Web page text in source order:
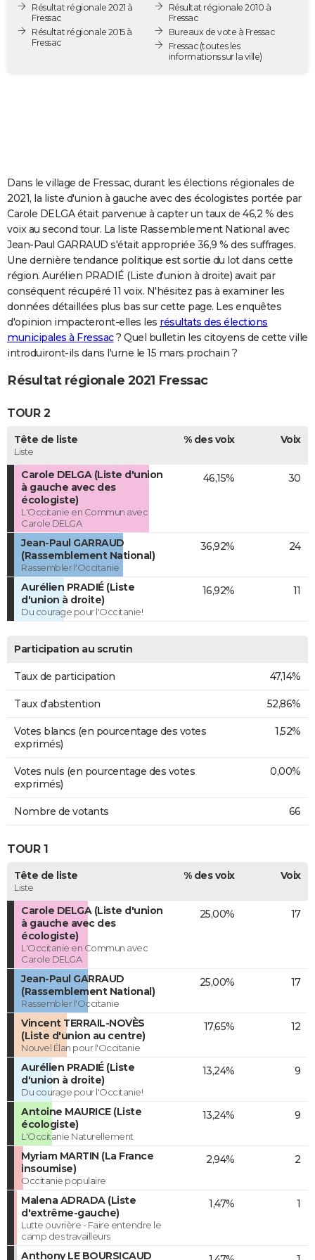
Destinations
City break
Voyage nature
Voyage de noces
Forum
PHOTO
GUIDES D'ACHAT
COPAINS D'AVANT
S'inscrire
Se connecter
Lycées
Collèges
Primaires
Universités
Entreprises
Service militaire
Avis de recherche
AVIS DE DÉCÈS
FORUM
Bricolage
Lifestyle
Culture
Sport
Auto
Television
Voyage
Cinema
Résultat régionale 2021 à
Fressac
Résultat régionale 2015 à
Fressac
Résultat régionale 2010 à
Fressac
Bureaux de vote à Fressac
Fressac(toutes les
informations sur la ville)
Dans le village de Fressac, durant les élections régionales de
2021, la liste d'union à gauche avec des écologistes portée par
Carole DELGA était parvenue à capter un taux de 46,2 % des
voix au second tour. La liste Rassemblement National avec
Jean-Paul GARRAUD s'était appropriée 36,9 % des suffrages.
Une dernière tendance politique est sortie du lot dans cette
région. Aurélien PRADIÉ (Liste d'union à droite) avait par
conséquent récupéré 11 voix. N'hésitez pas à examiner les
données détaillées plus bas sur cette page. Les enquêtes
d'opinion impacteront-elles les résultats des élections
municipales à Fressac? Quel bulletin les citoyens de cette ville
introduiront-ils dans l'urne le 15 mars prochain ?
Résultat régionale 2021 Fressac
TOUR 2
Tête de liste
Liste
% des voix Voix
Carole DELGA (Liste d'union
à gauche avec des
écologiste)
L'Occitanie en Commun avec
Carole DELGA
46,15% 30
Jean-Paul GARRAUD
(Rassemblement National)
Rassembler l'Occitanie
36,92% 24
Aurélien PRADIÉ (Liste
d'union à droite)
Du courage pour l'Occitanie!
16,92% 11
Participation au scrutin
Taux de participation 47,14%
Taux d'abstention 52,86%
Votes blancs (en pourcentage des votes
exprimés)
1,52%
Votes nuls (en pourcentage des votes
exprimés)
0,00%
Nombre de votants 66
TOUR 1
Tête de liste
Liste
% des voix Voix
Carole DELGA (Liste d'union
à gauche avec des
écologiste)
L'Occitanie en Commun avec
Carole DELGA
25,00% 17
Jean-Paul GARRAUD
(Rassemblement National)
Rassembler l'Occitanie
25,00% 17
Vincent TERRAIL-NOVÈS
(Liste d'union au centre)
Nouvel Élan pour l'Occitanie
17,65% 12
Aurélien PRADIÉ (Liste
d'union à droite)
Du courage pour l'Occitanie!
13,24% 9
Antoine MAURICE (Liste
écologiste)
L'Occitanie Naturellement
13,24% 9
Myriam MARTIN (La France
insoumise)
Occitanie populaire
2,94% 2
Malena ADRADA (Liste
d'extrême-gauche)
Lutte ouvrière - Faire entendre le
camp des travailleurs
1,47% 1
Anthony LE BOURSICAUD